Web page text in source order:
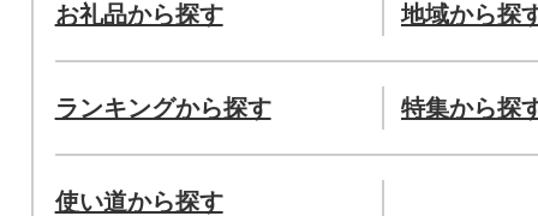
お礼品から探す 地域から探
ランキングから探す 特集から探
使い道から探す